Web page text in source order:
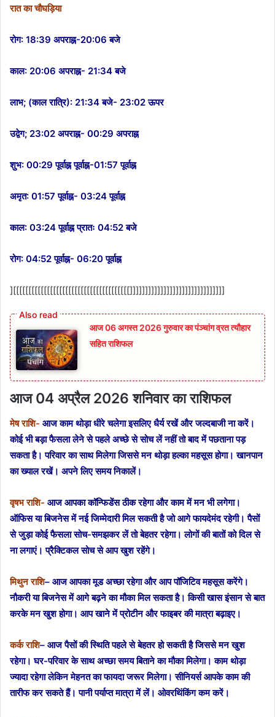
रात का चौघड़िया
रोग: 18:39 अपराह्न-20:06 बजे
काल: 20:06 अपराह्न- 21:34 बजे
लाभ; (काल रात्रि): 21:34 बजे- 23:02 ऊपर
उद्वेग; 23:02 अपराह्न- 00:29 अपराह्न
शुभ: 00:29 पूर्वाह्न पूर्वाह्न-01:57 पूर्वाह्न
अमृत: 01:57 पूर्वाह्न- 03:24 पूर्वाह्न
काल: 03:24 पूर्वाह्न प्रातः 04:52 बजे
रोग: 04:52 पूर्वाह्न- 06:20 पूर्वाह्न
][[[[[[[[[[[[[[[[[[[[[[[[[[[[[[[[[[[[[[]]]]]]]]]]]]]]]]]]]]]]]]]]]]]]]
आज 06 अगस्त 2026 गुरुवार का पंञ्चांग व्रत त्यौहार
सहित राशिफल
आज 04 अप्रैल 2026 शनिवार का राशिफल
मेष राशि- आज काम थोड़ा धीरे चलेगा इसलिए धैर्य रखें और जल्दबाजी ना करें।
कोई भी बड़ा फैसला लेने से पहले अच्छे से सोच लें नहीं तो बाद में पछताना पड़
सकता है। परिवार का साथ मिलेगा जिससे मन थोड़ा हल्का महसूस होगा। खानपान
का ख्याल रखें। अपने लिए समय निकालें।
वृषभ राशि- आज आपका कॉन्फिडेंस ठीक रहेगा और काम में मन भी लगेगा।
ऑफिस या बिजनेस में नई जिम्मेदारी मिल सकती है जो आगे फायदेमंद रहेगी। पैसों
से जुड़ा कोई फैसला सोच-समझकर लें तो बेहतर रहेगा। लोगों की बातों को दिल से
ना लगाएं। प्रैक्टिकल सोच से आप खुश रहेंगे।
मिथुन राशि– आज आपका मूड अच्छा रहेगा और आप पॉजिटिव महसूस करेंगे।
नौकरी या बिजनेस में आगे बढ़ने का मौका मिल सकता है। किसी खास इंसान से बात
करके मन खुश होगा। आप खाने में प्रोटीन और फाइबर की मात्रा बढ़ाइए।
कर्क राशि– आज पैसों की स्थिति पहले से बेहतर हो सकती है जिससे मन खुश
रहेगा। घर-परिवार के साथ अच्छा समय बिताने का मौका मिलेगा। काम थोड़ा
ज्यादा रहेगा लेकिन मेहनत का फायदा जरूर मिलेगा। सीनियर्स आपके काम की
तारीफ कर सकते हैं। पानी पर्याप्त मात्रा में लें। ओवरथिंकिंग कम करें।